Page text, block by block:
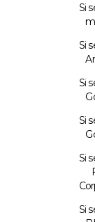
Si
Si
Si
Si
Si
Si